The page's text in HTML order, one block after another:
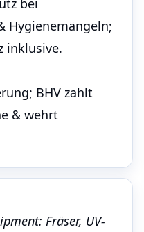
bei
Hygienemängeln;
inklusive.
BHV zahlt
& wehrt
Fräser, UV-